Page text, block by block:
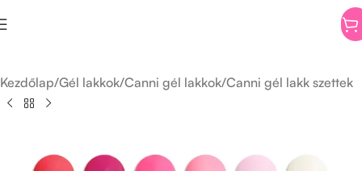
Kezdőlap/Gél lakkok/Canni gél lakkok/Canni gél lakk szettek